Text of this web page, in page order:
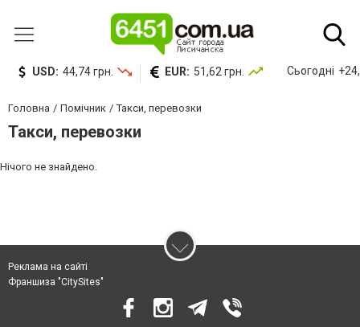
USD: 44,74 грн. EUR: 51,62 грн. Сьогодні
Головна Помічник Такси, перевозки
Такси, перевозки
Нічого не знайдено.
Реклама на сайті
Франшиза "CitySites"